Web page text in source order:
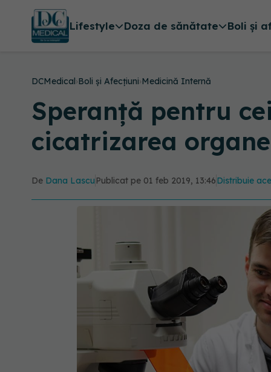
Lifestyle Doza de sănătate Boli și
DCMedical›Boli și Afecțiuni›Medicină Internă
Speranță pentru
cicatrizarea
De Dana Lascu Publicat pe 01 feb 2019, 13:46Distribuie